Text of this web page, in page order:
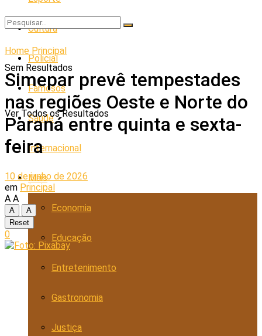
Cultura
Policial
Famosos
Saúde
Internacional
Mais
Economia
Educação
Entretenimento
Gastronomia
Justiça
Sem Resultados
Ver Todos os Resultados
Home Principal
Simepar prevê tempestades
nas regiões Oeste e Norte do
Paraná entre quinta e sexta-
feira
10 de junho de 2026
em Principal
A A
A
A
Reset
0